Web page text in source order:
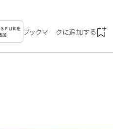
ブックマークに追加する